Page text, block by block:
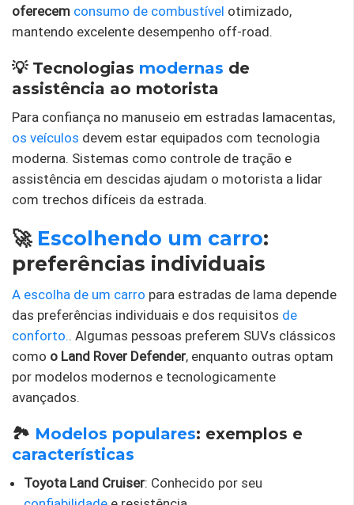
oferecem consumo de combustível otimizado,
mantendo excelente desempenho off-road.
💡 Tecnologias modernas de
assistência ao motorista
Para confiança no manuseio em estradas lamacentas,
os veículos devem estar equipados com tecnologia
moderna. Sistemas como controle de tração e
assistência em descidas ajudam o motorista a lidar
com trechos difíceis da estrada.
🚀 Escolhendo um carro:
preferências individuais
A escolha de um carro para estradas de lama depende
das preferências individuais e dos requisitos de
conforto.. Algumas pessoas preferem SUVs clássicos
como o Land Rover Defender, enquanto outras optam
por modelos modernos e tecnologicamente
avançados.
🏞️ Modelos populares: exemplos e
características
Toyota Land Cruiser: Conhecido por seu